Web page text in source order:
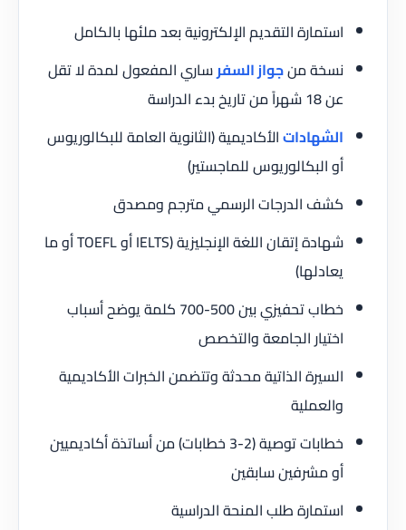
استمارة التقديم الإلكترونية بعد ملئها بالكامل
نسخة منجواز السفرساري المفعول لمدة لا تقل
عن 18 شهراً من تاريخ بدء الدراسة
الشهاداتالأكاديمية (الثانوية العامة للبكالوريوس
أو البكالوريوس للماجستير)
كشف الدرجات الرسمي مترجم ومصدق
شهادة إتقان اللغة الإنجليزية (IELTS أو TOEFL أو ما
يعادلها)
خطاب تحفيزي بين 500-700 كلمة يوضح أسباب
اختيار الجامعة والتخصص
السيرة الذاتية محدثة وتتضمن الخبرات الأكاديمية
والعملية
خطابات توصية (2-3 خطابات) من أساتذة أكاديميين
أو مشرفين سابقين
استمارة طلب المنحة الدراسية